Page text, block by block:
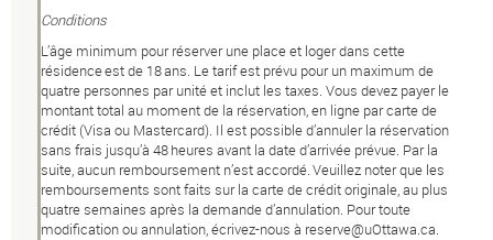
Conditions
L’âge minimum pour réserver une place et loger dans cette
résidence est de 18 ans. Le tarif est prévu pour un maximum de
quatre personnes par unité et inclut les taxes. Vous devez payer le
montant total au moment de la réservation, en ligne par carte de
crédit (Visa ou Mastercard). Il est possible d’annuler la réservation
sans frais jusqu’à 48 heures avant la date d’arrivée prévue. Par la
suite, aucun remboursement n’est accordé. Veuillez noter que les
remboursements sont faits sur la carte de crédit originale, au plus
quatre semaines après la demande d’annulation. Pour toute
modification ou annulation, écrivez-nous à reserve@uOttawa.ca.